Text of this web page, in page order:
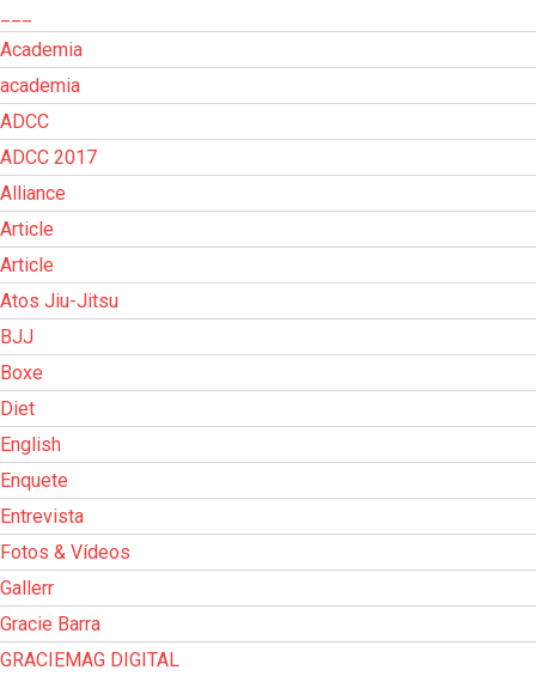
Academia
academia
ADCC
ADCC 2017
Alliance
Article
Article
Atos Jiu-Jitsu
BJJ
Boxe
Diet
English
Enquete
Entrevista
Fotos & Vídeos
Gallerr
Gracie Barra
GRACIEMAG DIGITAL